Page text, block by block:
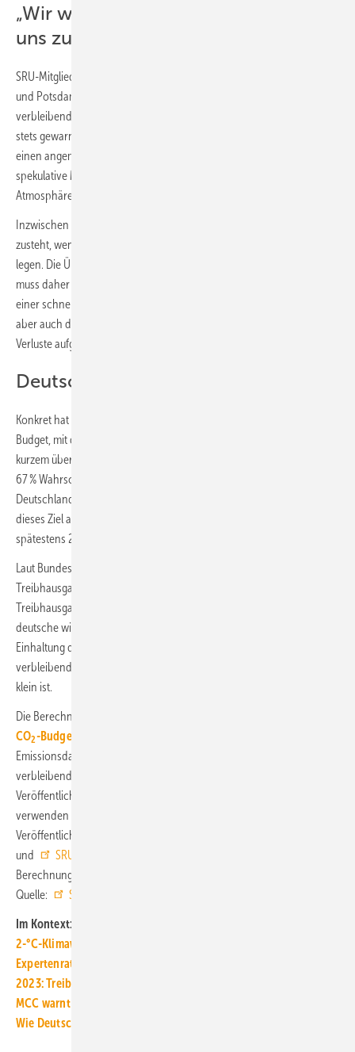
„Wir werden mehr CO
uns zusteht“
SRU-Mitglied Prof. Dr. Wolfgang Lucht, Humboldt-Universität zu Berlin
und Potsdam-Institut für Klimafolgenforschung: „Das noch
verbleibende CO
stets gewarnt, dass sich das Fenster schließt, in dem Deutschland
einen angemessenen Beitrag leisten kann, ohne auf weitgehend
spekulative Maßnahmen wie eine künftige Entnahme von CO
Atmosphäre oder Budgetzukäufe im Ausland zurückzugreifen.
Inzwischen ist unausweichlich, dass wir mehr CO
zusteht, wenn wir unseren Anteil an der Weltbevölkerung zugrunde
legen. Die Überschreitung dieses fairen deutschen Budgets für 1,5 °C
muss daher umso mehr Ansporn sein, mit neuer Entschlossenheit an
einer schnelleren Reduzierung der Emissionen zu arbeiten. Es wirft
aber auch die Frage nach der Verantwortung für Schäden und
Verluste aufgrund der Überschreitung auf.“
Deutschland verringert zu langsam
Konkret hat Deutschland seinen fairen Anteil an einem globalen CO
Budget, mit dem die 1,5-°C-Grenze eingehalten werden kann, seit
kurzem überschritten. Auch für eine Temperaturgrenze von 1,75 °C mit
67 % Wahrscheinlichkeit umfasst das maximale CO
Deutschland nur noch 3900 Mio. t CO
dieses Ziel ab heute linear auf null reduziert, müsste Deutschland
spätestens 2037 CO
Laut Bundes-Klimaschutzgesetz sollen bis zum Jahr 2045 die
Treibhausgasemissionen so weit gemindert werden, dass Netto-
Treibhausgasneutralität erreicht wird. Aus Sicht des SRU sollte sich die
deutsche wie die internationale Klimapolitik weiterhin an der
Einhaltung der 1,5-°C-Grenze orientieren, selbst wenn das hierfür
verbleibende CO
klein ist.
Die Berechnungen des SRU im Kurzpapier
CO2-Budget? Eine Aktualisierung
Emissionsdaten sowie verbesserten wissenschaftlichen Analysen zum
verbleibenden globalen CO
Veröffentlichungen des Weltklimarates erschienen sind. Sie
verwenden ansonsten die gleiche Methodik wie die früheren
Veröffentlichungen des Umweltrats zum CO
und
SRU 2022
Berechnungsweges und weitere Zusammenhänge eingehen. ■
Quelle:
Sachverständigenrat für Umweltfragen
Im Kontext:
2-°C-Klimawandel: 38 Bio. US-Dollar Schäden pro Jahr in 2050
Expertenrat: Zielverfehlung 2023 für Gebäude ist nicht eindeutig
2023: Treibhausgasemissionen sinken um 10,1 %
MCC warnt vor Fehlschluss: Netto-null ist nicht klimaneutral
Wie Deutschland bis 2035 CO2-neutral werden kann